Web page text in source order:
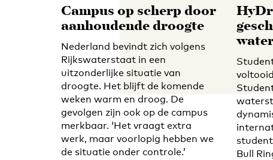
Campus op scherp door
aanhoudende droogte
Nederland bevindt zich volgens
Rijkswaterstaat in een
uitzonderlijke situatie van
droogte. Het blijft de komende
weken warm en droog. De
gevolgen zijn ook op de campus
merkbaar. ‘Het vraagt extra
werk, maar voorlopig hebben we
de situatie onder controle.’
Bull